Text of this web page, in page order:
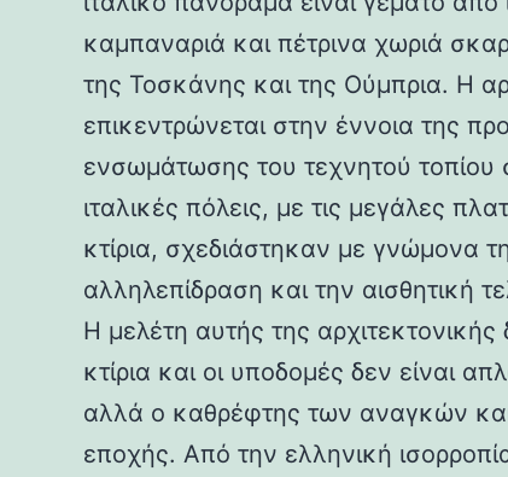
καμπαναριά και πέτρινα χωριά
της Τοσκάνης και της Ούμπρια. Η
επικεντρώνεται στην έννοια της
ενσωμάτωσης του τεχνητού τοπίου
ιταλικές πόλεις, με τις μεγάλες
κτίρια, σχεδιάστηκαν με γνώμονα
αλληλεπίδραση και την αισθητική
Η μελέτη αυτής της αρχιτεκτονικής
κτίρια και οι υποδομές δεν είναι
αλλά ο καθρέφτης των αναγκών
εποχής. Από την ελληνική